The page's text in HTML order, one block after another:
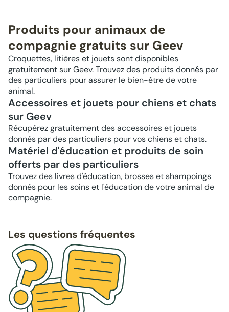
Produits pour animaux de
compagnie gratuits sur Geev
Croquettes, litières et jouets sont disponibles
gratuitement sur Geev. Trouvez des produits donnés par
des particuliers pour assurer le bien-être de votre
animal.
Accessoires et jouets pour chiens et chats
sur Geev
Récupérez gratuitement des accessoires et jouets
donnés par des particuliers pour vos chiens et chats.
Matériel d'éducation et produits de soin
offerts par des particuliers
Trouvez des livres d'éducation, brosses et shampoings
donnés pour les soins et l'éducation de votre animal de
compagnie.
Les questions fréquentes